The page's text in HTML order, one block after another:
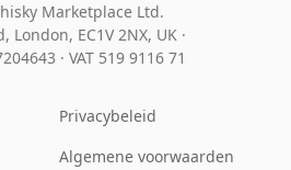
Marketplace Ltd.
London, EC1V 2NX, UK ·
· VAT 519 9116 71
Privacybeleid
Algemene voorwaarden